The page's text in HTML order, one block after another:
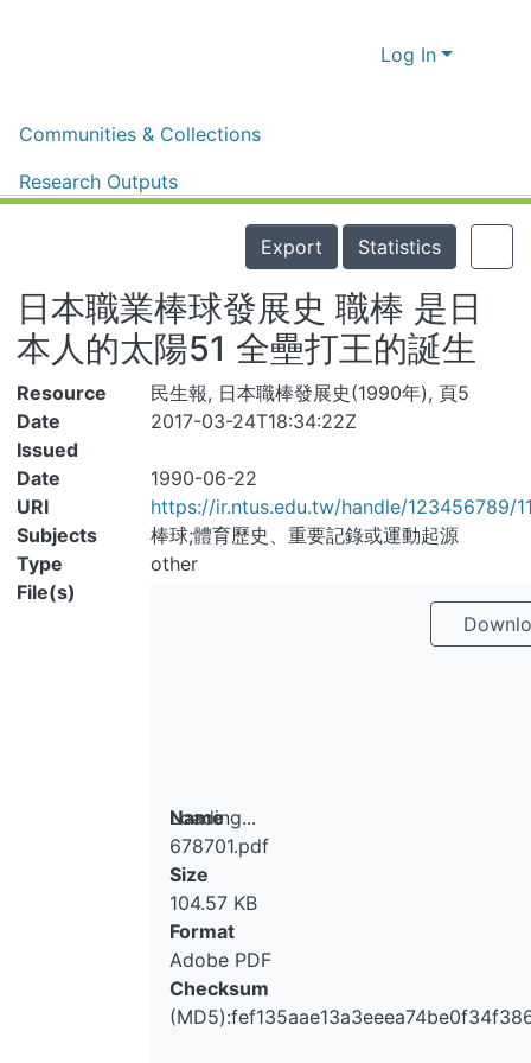
Log In
Communities & Collections
Research Outputs
Organizations
Statistics
Home 體育新聞剪報
體育新聞剪報
Details
Export
Statistics
日本職業棒球發展史 職棒 是日本
人的太陽51 全壘打王的誕生
Resource
民生報, 日本職棒發展史(1990年), 頁5
Date
Issued
2017-03-24T18:34:22Z
Date
1990-06-22
URI
https://ir.ntus.edu.tw/handle/123456789/
Subjects
棒球;體育歷史、重要記錄或運動起源
Type
other
File(s)
Loading...
Loading...
Name
678701.pdf
Size
104.57 KB
Format
Adobe PDF
Checksum